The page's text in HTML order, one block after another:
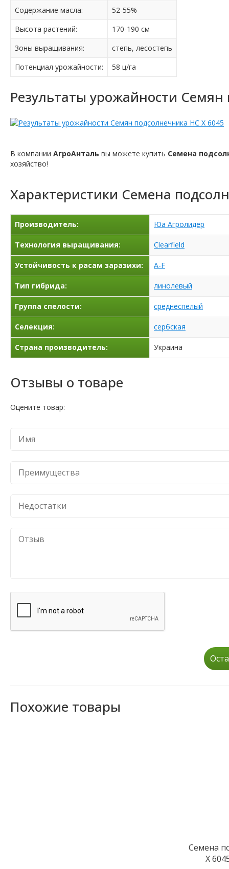
Содержание масла:
52-55%
Высота растений:
170-190 см
Зоны выращивания:
степь, лесостепь
Потенциал урожайности:
58 ц/га
Результаты урожайности
В компании АгроАнталь вы можете купить Семена
хозяйство!
Характеристики Семена
Производитель: Юа Агролидер
Технология выращивания: Clearfield
Устойчивость к расам заразихи: A-F
Тип гибрида: линолевый
Группа спелости: среднеспелый
Селекция: сербская
Страна производитель: Украина
Отзывы о товаре
Оцените товар:
Похожие товары
Семена
Х